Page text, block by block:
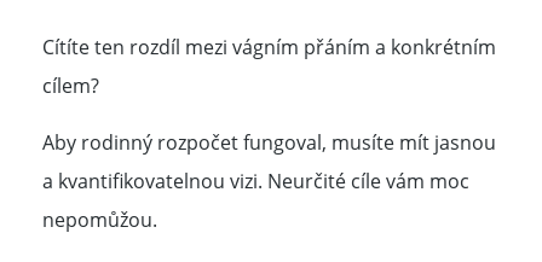
Cítíte ten rozdíl mezi vágním přáním a konkrétním
cílem?
Aby rodinný rozpočet fungoval, musíte mít jasnou
a kvantifikovatelnou vizi. Neurčité cíle vám moc
nepomůžou.